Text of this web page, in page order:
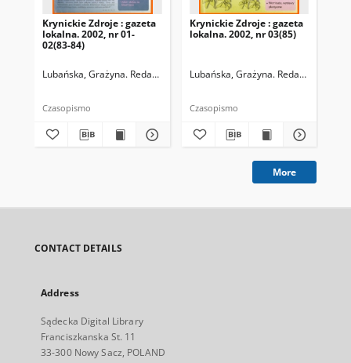
Krynickie Zdroje : gazeta
lokalna. 2002, nr 01-
02(83-84)
Lubańska, Grażyna. Redaktor naczelny
Czasopismo
Krynickie Zdroje : gazeta
lokalna. 2002, nr 03(85)
Lubańska, Grażyna. Redaktor
Czasopismo
More
CONTACT DETAILS
Address
Sądecka Digital Library
Franciszkanska St. 11
33-300 Nowy Sacz, POLAND